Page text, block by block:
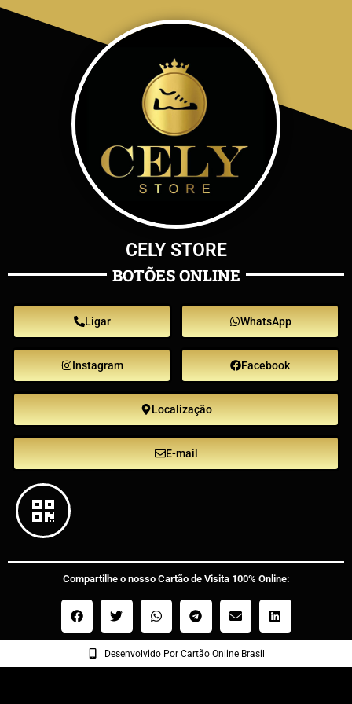
CELY STORE
BOTÕES ONLINE
Ligar WhatsApp
Instagram Facebook
Localização
E-mail
Compartilhe o nosso Cartão de Visita 100% Online:
Desenvolvido Por Cartão Online Brasil